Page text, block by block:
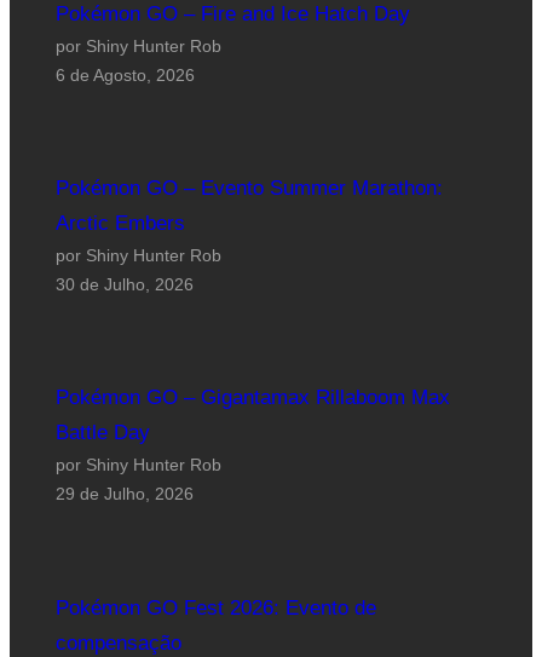
Pokémon GO – Fire and Ice Hatch Day
por Shiny Hunter Rob
6 de Agosto, 2026
Pokémon GO – Evento Summer Marathon:
Arctic Embers
por Shiny Hunter Rob
30 de Julho, 2026
Pokémon GO – Gigantamax Rillaboom Max
Battle Day
por Shiny Hunter Rob
29 de Julho, 2026
Pokémon GO Fest 2026: Evento de
compensação